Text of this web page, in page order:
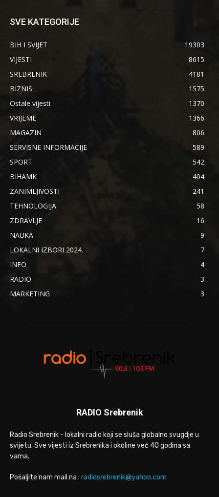
SVE KATEGORIJE
BIH I SVIJET
19303
VIJESTI
8615
SREBRENIK
4181
BIZNIS
1575
Ostale vijesti
1370
VRIJEME
1366
MAGAZIN
806
SERVISNE INFORMACIJE
589
SPORT
542
BIHAMK
404
ZANIMLJIVOSTI
241
TEHNOLOGIJA
58
ZDRAVLJE
16
NAUKA
9
LOKALNI IZBORI 2024.
7
INFO
4
RADIO
3
MARKETING
3
RADIO Srebrenik
Radio Srebrenik - lokalni radio koji se sluša globalno svugdje u
svijetu. Sve vijesti iz Srebrenika i okoline već 40 godina sa
vama.
Pošaljite nam mail na : radiosrebrenik@yahoo.com